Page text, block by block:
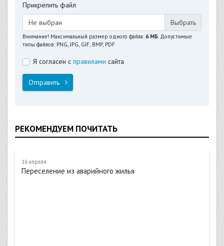
Прикрепить файл
Не выбран
Внимание! Максимальный размер одного файла: 6 МБ. Допустимые
типы файлов: PNG, JPG, GIF, BMP, PDF
Я согласен с правилами сайта
Отправить
РЕКОМЕНДУЕМ ПОЧИТАТЬ
16 апреля
Переселение из аварийного жилья